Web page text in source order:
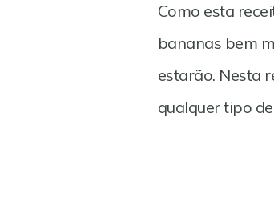
Como esta
bananas bem
estarão. Nesta
qualquer tipo